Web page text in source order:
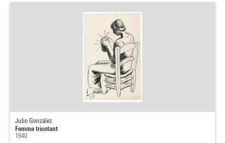
Julio González
Femme tricotant
1940